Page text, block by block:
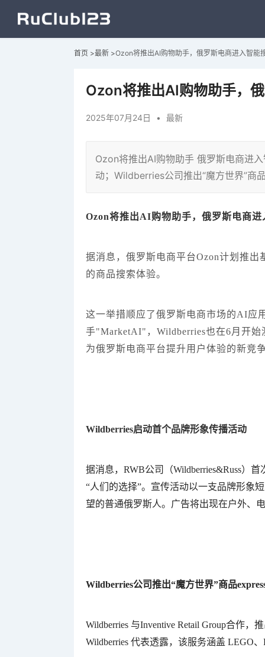
首页 >最新 >Ozon将推出AI购物助手，俄罗斯电商进入智能
Ozon将推出AI购物助手，
2025年07月24日 • 最新
Ozon将推出AI购物助手 俄罗斯电商进
动；Wildberries公司推出“魔方世界”商
Ozon将推出AI购物助手，俄罗斯电商进
据消息，俄罗斯电商平台Ozon计划推
的商品搜索体验。
这一举措顺应了俄罗斯电商市场的AI应
手"МаrketAI"，Wildberries也在6月开
为俄罗斯电商平台提升用户体验的新竞
Wildberries启动首个品牌形象传播活动
据消息，RWB公司（Wildberries&Russ）
“人们的选择”。宣传活动以一支品牌形象
望的普通俄罗斯人。广告将出现在户外、
Wildberries公司推出“魔方世界”商品
Wildberries 与Inventive Retail Group合作，
Wildberries 代表透露，该服务涵盖 LEGO